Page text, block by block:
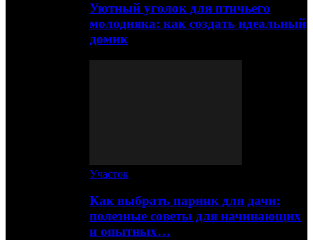
Уютный уголок для птичьего
молодняка: как создать идеальный
домик
Участок
Как выбрать парник для дачи:
полезные советы для начинающих
и опытных…